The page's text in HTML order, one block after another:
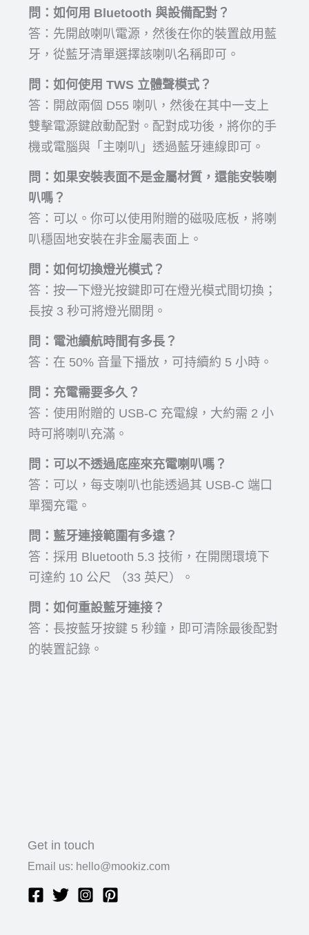
問：如何用 Bluetooth 與設備配對？
答：先開啟喇叭電源，然後在你的裝置啟用藍
牙，從藍牙清單選擇該喇叭名稱即可。
問：如何使用 TWS 立體聲模式？
答：開啟兩個 D55 喇叭，然後在其中一支上
雙擊電源鍵啟動配對。配對成功後，將你的手
機或電腦與「主喇叭」透過藍牙連線即可。
問：如果安裝表面不是金屬材質，還能安裝喇
叭嗎？
答：可以。你可以使用附贈的磁吸底板，將喇
叭穩固地安裝在非金屬表面上。
問：如何切換燈光模式？
答：按一下燈光按鍵即可在燈光模式間切換；
長按 3 秒可將燈光關閉。
問：電池續航時間有多長？
答：在 50% 音量下播放，可持續約 5 小時。
問：充電需要多久？
答：使用附贈的 USB-C 充電線，大約需 2 小
時可將喇叭充滿。
問：可以不透過底座來充電喇叭嗎？
答：可以，每支喇叭也能透過其 USB-C 端口
單獨充電。
問：藍牙連接範圍有多遠？
答：採用 Bluetooth 5.3 技術，在開闊環境下
可達約 10 公尺 （33 英尺）。
問：如何重設藍牙連接？
答：長按藍牙按鍵 5 秒鐘，即可清除最後配對
的裝置記錄。
Get in touch
Email us: hello@mookiz.com